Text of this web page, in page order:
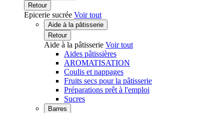
Retour
Epicerie sucrée Voir tout
Aide à la pâtisserie
Retour
Aide à la pâtisserie Voir tout
Aides pâtissières
AROMATISATION
Coulis et nappages
Fruits secs pour la pâtisserie
Préparations prêt à l'emploi
Sucres
Barres